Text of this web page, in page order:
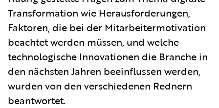
Transformation wie Herausforderungen,
Faktoren, die bei der Mitarbeitermotivation
beachtet werden müssen, und welche
technologische Innovationen die Branche in
den nächsten Jahren beeinflussen werden,
wurden von den verschiedenen Rednern
beantwortet.